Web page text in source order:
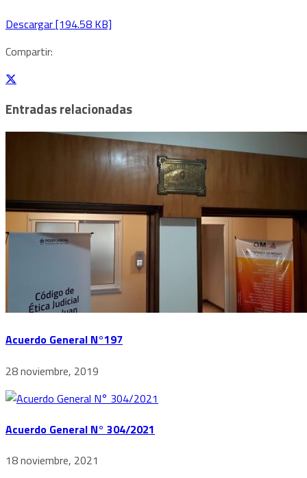
Descargar [194.58 KB]
Compartir:
Entradas relacionadas
Acuerdo General N°197
28 noviembre, 2019
Acuerdo General N° 304/2021
18 noviembre, 2021